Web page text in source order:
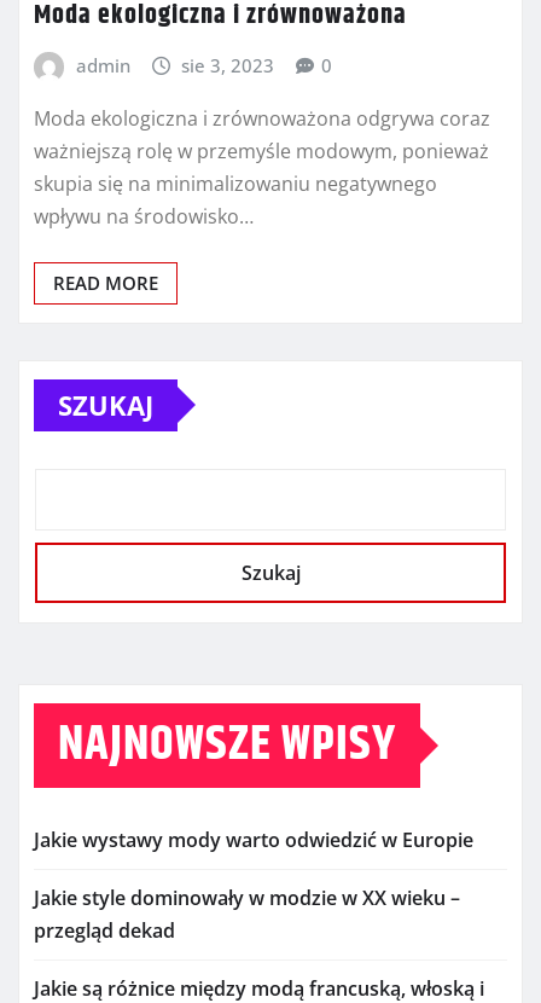
Moda ekologiczna i zrównoważona
admin sie 3, 2023 0
Moda ekologiczna i zrównoważona odgrywa coraz
ważniejszą rolę w przemyśle modowym, ponieważ
skupia się na minimalizowaniu negatywnego
wpływu na środowisko…
READ MORE
SZUKAJ
Szukaj
NAJNOWSZE WPISY
Jakie wystawy mody warto odwiedzić w Europie
Jakie style dominowały w modzie w XX wieku –
przegląd dekad
Jakie są różnice między modą francuską, włoską i